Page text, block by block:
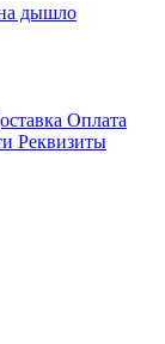
дышло
Оплата
Реквизиты